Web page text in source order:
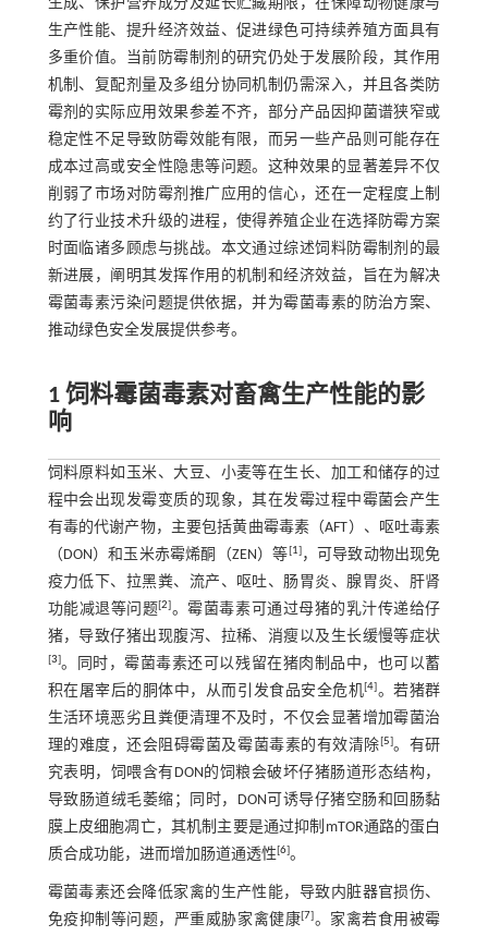
生成、保护营养成分及延长贮藏期限，在保障动物健康与
生产性能、提升经济效益、促进绿色可持续养殖方面具有
多重价值。当前防霉制剂的研究仍处于发展阶段，其作用
机制、复配剂量及多组分协同机制仍需深入，并且各类防
霉剂的实际应用效果参差不齐，部分产品因抑菌谱狭窄或
稳定性不足导致防霉效能有限，而另一些产品则可能存在
成本过高或安全性隐患等问题。这种效果的显著差异不仅
削弱了市场对防霉剂推广应用的信心，还在一定程度上制
约了行业技术升级的进程，使得养殖企业在选择防霉方案
时面临诸多顾虑与挑战。本文通过综述饲料防霉制剂的最
新进展，阐明其发挥作用的机制和经济效益，旨在为解决
霉菌毒素污染问题提供依据，并为霉菌毒素的防治方案、
推动绿色安全发展提供参考。
1 饲料霉菌毒素对畜禽生产性能的影
响
饲料原料如玉米、大豆、小麦等在生长、加工和储存的过
程中会出现发霉变质的现象，其在发霉过程中霉菌会产生
有毒的代谢产物，主要包括黄曲霉毒素（AFT）、呕吐毒素
（DON）和玉米赤霉烯酮（ZEN）等[1]，可导致动物出现免
疫力低下、拉黑粪、流产、呕吐、肠胃炎、腺胃炎、肝肾
功能减退等问题[2]。霉菌毒素可通过母猪的乳汁传递给仔
猪，导致仔猪出现腹泻、拉稀、消瘦以及生长缓慢等症状
[3]。同时，霉菌毒素还可以残留在猪肉制品中，也可以蓄
积在屠宰后的胴体中，从而引发食品安全危机[4]。若猪群
生活环境恶劣且粪便清理不及时，不仅会显著增加霉菌治
理的难度，还会阻碍霉菌及霉菌毒素的有效清除[5]。有研
究表明，饲喂含有DON的饲粮会破坏仔猪肠道形态结构，
导致肠道绒毛萎缩；同时，DON可诱导仔猪空肠和回肠黏
膜上皮细胞凋亡，其机制主要是通过抑制mTOR通路的蛋白
质合成功能，进而增加肠道通透性[6]。
霉菌毒素还会降低家禽的生产性能，导致内脏器官损伤、
免疫抑制等问题，严重威胁家禽健康[7]。家禽若食用被霉